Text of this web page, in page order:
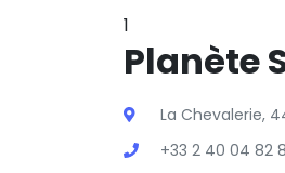
1
Planète
La Chevalerie,
+33 2 40 04 82